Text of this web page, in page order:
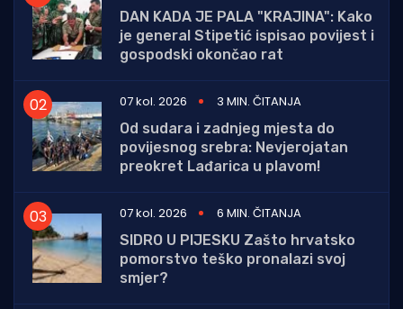
DAN KADA JE PALA "KRAJINA": Kako
je general Stipetić ispisao povijest i
gospodski okončao rat
07 kol. 2026
3 MIN. ČITANJA
Od sudara i zadnjeg mjesta do
povijesnog srebra: Nevjerojatan
preokret Lađarica u plavom!
07 kol. 2026
6 MIN. ČITANJA
SIDRO U PIJESKU Zašto hrvatsko
pomorstvo teško pronalazi svoj
smjer?